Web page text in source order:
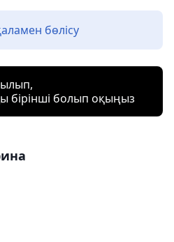
бөлісу
бірінші болып оқыңыз